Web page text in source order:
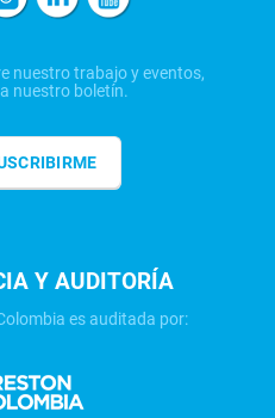
nuestro trabajo y eventos,
nuestro boletín.
Y AUDITORÍA
es auditada por: